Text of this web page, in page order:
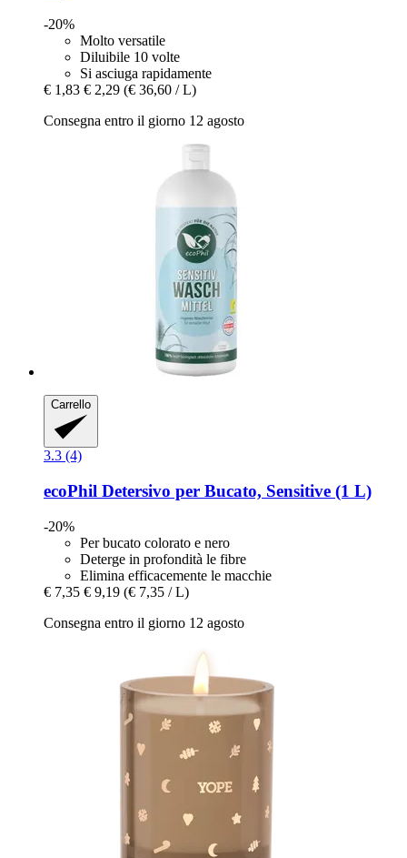
-20%
Molto versatile
Diluibile 10 volte
Si asciuga rapidamente
€ 1,83 € 2,29 (€ 36,60 / L)
Consegna entro il giorno 12 agosto
Carrello
3.3 (4)
ecoPhil Detersivo per Bucato, Sensitive (1 L)
-20%
Per bucato colorato e nero
Deterge in profondità le fibre
Elimina efficacemente le macchie
€ 7,35 € 9,19 (€ 7,35 / L)
Consegna entro il giorno 12 agosto